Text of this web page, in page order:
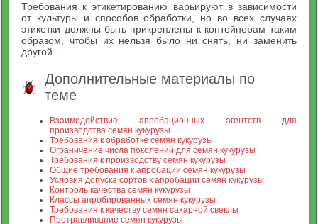
Требования к этикетированию варьируют в зависимости
от культуры и способов обработки, но во всех случаях
этикетки должны быть прикреплены к контейнерам таким
образом, чтобы их нельзя было ни снять, ни заменить
другой.
Дополнительные материалы по
теме
Взаимодействие апробационных агентств для
производства семян кукурузы
Требования к обработке семян кукурузы
Ограничение числа поколений для семян кукурузы
Требования к производству семян кукурузы
Общие требования к апробации семян кукурузы
Условия допуска сортов к апробации семян кукурузы
Контроль качества семян кукурузы
Классы апробированных семян кукурузы
Требования к качеству семян сахарной свеклы
Протравливание семян кукурузы